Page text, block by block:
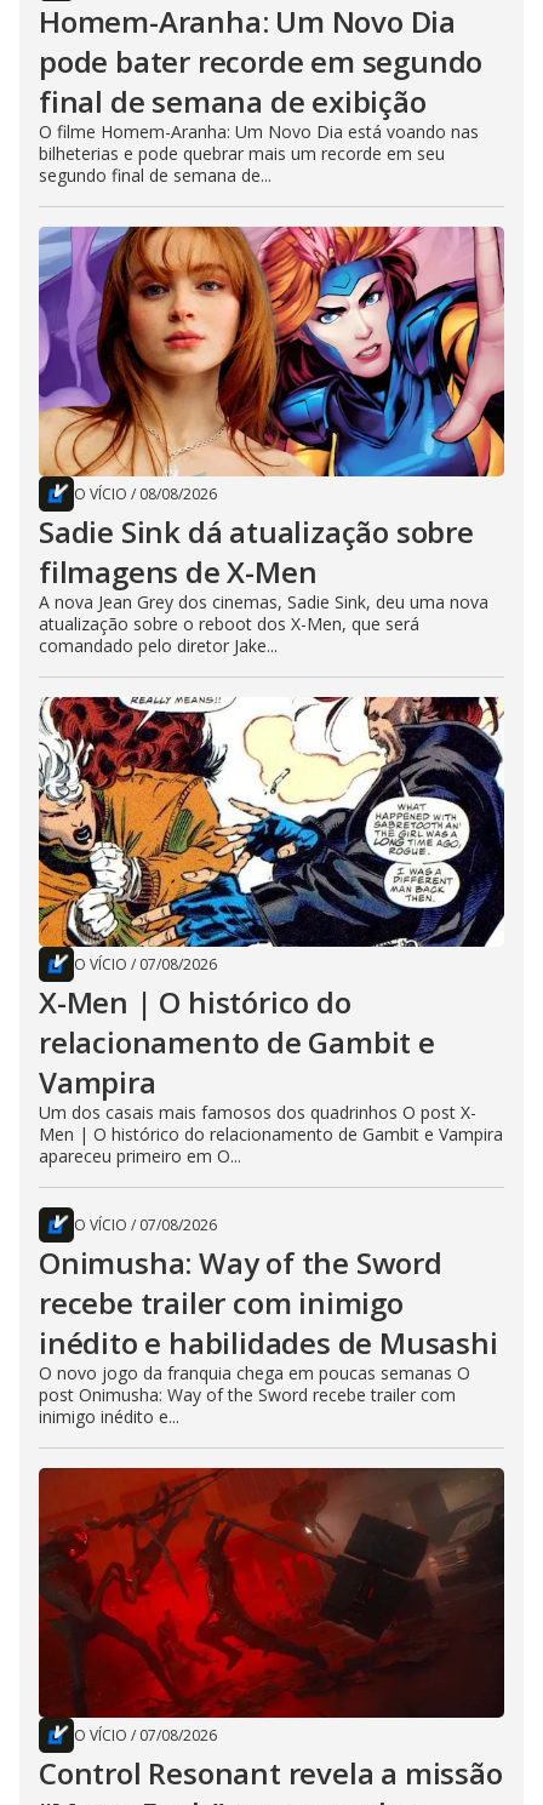
Homem-Aranha: Um Novo Dia
pode bater recorde em segundo
final de semana de exibição
O filme Homem-Aranha: Um Novo Dia está voando nas
bilheterias e pode quebrar mais um recorde em seu
segundo final de semana de...
O VÍCIO / 08/08/2026
Sadie Sink dá atualização sobre
filmagens de X-Men
A nova Jean Grey dos cinemas, Sadie Sink, deu uma nova
atualização sobre o reboot dos X-Men, que será
comandado pelo diretor Jake...
O VÍCIO / 07/08/2026
X-Men | O histórico do
relacionamento de Gambit e
Vampira
Um dos casais mais famosos dos quadrinhos O post X-
Men | O histórico do relacionamento de Gambit e Vampira
apareceu primeiro em O...
O VÍCIO / 07/08/2026
Onimusha: Way of the Sword
recebe trailer com inimigo
inédito e habilidades de Musashi
O novo jogo da franquia chega em poucas semanas O
post Onimusha: Way of the Sword recebe trailer com
inimigo inédito e...
O VÍCIO / 07/08/2026
Control Resonant revela a missão